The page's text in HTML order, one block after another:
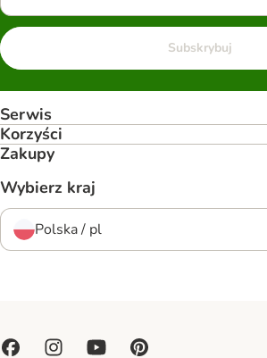
Subskrybuj
Serwis
Korzyści
Zakupy
Wybierz kraj
Polska / pl